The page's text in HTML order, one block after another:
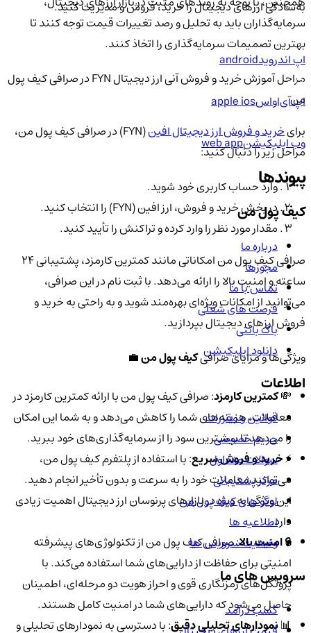
سرمایه‌گذاران باید به تحلیل و رصد تغییرات قیمت توجه کنند تا
بهترین تصمیمات سرمایه‌گذاری را اتخاذ کنند.
مراحل آموزش خرید و فروش آنی ارز دیجیتال FYN در صرافی کیف پول
من
برایخرید و فروش ارز دیجیتال افین
(FYN) در صرافی کیف پول من،
مراحل زیر را دنبال کنید:
وارد حساب کاربری خود شوید.
در بخش خرید و فروش، ارز افین (FYN) را انتخاب کنید.
مقدار مورد نظر را وارد کرده و تراکنش را تأیید کنید.
صرافی کیف پول من امکاناتی مانند کمترین کارمزد، پشتیبانی 24
ساعته و امنیت بالا را ارائه می‌دهد. با ثبت نام در این صرافی،
می‌توانید از امکانات ویژه‌ای بهره‌مند شوید و به راحتی به خرید و
فروش ارزهای دیجیتال بپردازید.
ویژگی‌ها و مزایای صرافیکیف پول من💼
💸کمترین کارمزد: صرافی کیف پول من با ارائه کمترین کارمزد در
معاملات، هزینه‌های شما را کاهش می‌دهد و به شما این امکان
را می‌دهد تا بیشترین سود را از سرمایه‌گذاری‌های خود ببرید.
⚡️خرید و فروش سریع: با استفاده از پلتفرم کیف پول من،
می‌توانید معاملات خود را به سرعت و بدون تأخیر انجام دهید.
این ویژگی به ویژه در بازارهای پرنوسان ارز دیجیتال اهمیت زیادی
دارد.
🔒امنیت بالا: صرافی کیف پول من از تکنولوژی‌های پیشرفته
امنیتی برای حفاظت از دارایی‌های شما استفاده می‌کند. با
پروتکل‌های رمزنگاری قوی و احراز هویت دو مرحله‌ای، اطمینان
حاصل می‌شود که دارایی‌های شما در امنیت کامل هستند.
📊نمودارهای تحلیلی دقیق: با دسترسی به نمودارهای تحلیلی و
به‌سادگی ارزهای دیجیتال را خرید، فروش و مدیریت کنید.
اپ اندرویدandroid
اپ آی‌او‌اسapple ios
وب اپلیکیشنweb app
پیوندها
کیف پول من
درباره ما
مجوزها
تماس با ما
فرصت های شغلی
باگ بانتی
دانلود اپلیکیشن
اطلاعات
قوانین و مقررات
حریم خصوصی
سوالات متداول
مرکز پشتیبانی
لوگو های کیف پول من
اطلاعیه ها
وضعیت سرویس ها
سرویس های ما
کسب درآمد